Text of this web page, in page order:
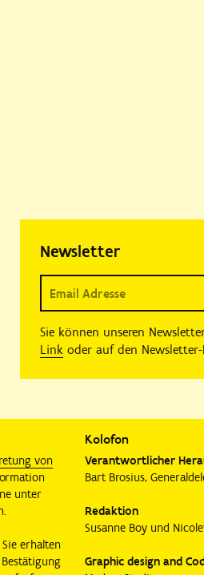
Newsletter
Sie können unseren
Link oder auf den
von
unter
Sie erhalten
Kolofon
Verantwortlicher
Bart Brosius,
Redaktion
Susanne Boy und
Graphic design and